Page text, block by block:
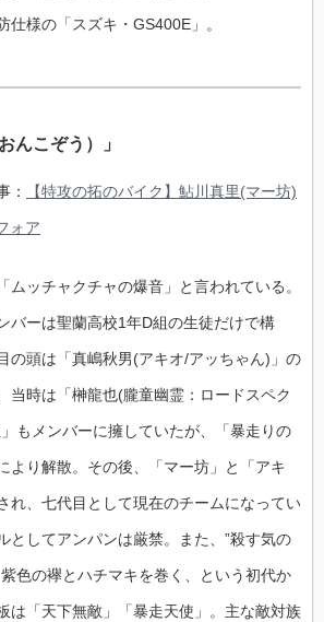
仕様の「スズキ・GS400E」。
んこぞう）」
： 【特攻の拓のバイク】鮎川真里(マー坊)
ォア
ムッチャクチャの爆音」と言われている。
バーは聖蘭高校1年D組の生徒だけで構
の頭は「真嶋秋男(アキオ/アッちゃん)」の
当時は「榊龍也(朧童幽霊：ロードスペク
もメンバーに擁していたが、「暴走りの
より解散。その後、「マー坊」と「アキ
れ、七代目として現在のチームになってい
としてアンパンは厳禁。また、”殺す気の
色の襷とハチマキを巻く、という初代か
は「天下無敵」「暴走天使」。主な敵対族